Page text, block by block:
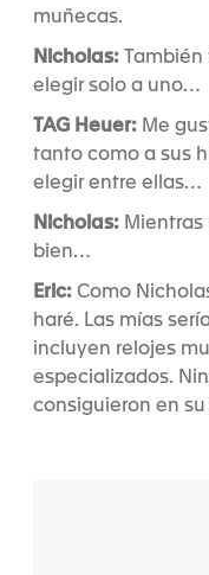
muñecas.
Nicholas: También
elegir solo a uno…
TAG Heuer: Me
tanto como a sus
elegir entre ellas…
Nicholas:
bien…
Eric: Como
haré. Las mías
incluyen relojes
especializados.
consiguieron en